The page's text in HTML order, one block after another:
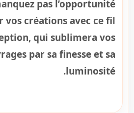
pas l’opportunité
vos créations avec ce fil
qui sublimera vos
par sa finesse et sa
luminosité.